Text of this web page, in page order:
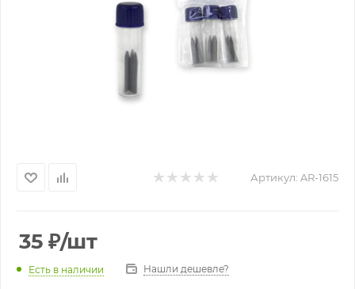
Артикул: AR-1615
35 ₽/шт
Есть в наличии Нашли дешевле?